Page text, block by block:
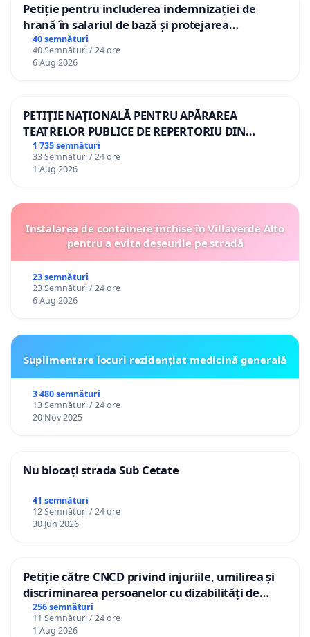
Petiție pentru includerea indemnizației de
hrană în salariul de bază și protejarea
gradațiilor de vechime pentru asistenții
personali
40 semnături
40 Semnături / 24 ore
6 Aug 2026
PETIȚIE NAȚIONALĂ PENTRU APĂRAREA
TEATRELOR PUBLICE DE REPERTORIU DIN
ROMÂNIA
1 735 semnături
33 Semnături / 24 ore
1 Aug 2026
Instalarea de containere închise în Villaverde Alto
pentru a evita deșeurile pe stradă
23 semnături
23 Semnături / 24 ore
6 Aug 2026
Suplimentare locuri rezidențiat medicină generală
3 480 semnături
13 Semnături / 24 ore
20 Nov 2025
Nu blocați strada Sub Cetate
41 semnături
12 Semnături / 24 ore
30 Jun 2026
Petiție către CNCD privind injuriile, umilirea și
discriminarea persoanelor cu dizabilități de
către utilizatorul TikTok „Gorici”
256 semnături
11 Semnături / 24 ore
1 Aug 2026